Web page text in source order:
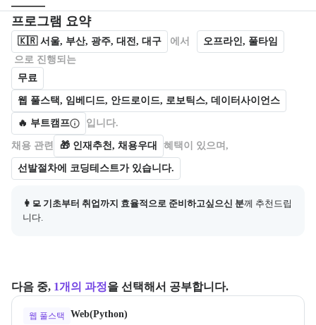
모집개요
프로그램 요약
캠프를 운영하거나 참여하는 회사 정보를 카드 형태로 제공한다.
🇰🇷 서울, 부산, 광주, 대전, 대구 에서
오프라인, 풀타임
으로 진행되는
무료
웹 풀스택, 임베디드, 안드로이드, 로보틱스, 데이터사이언스
🔥 부트캠프 입니다.
채용 관련 🎁 인재추천, 채용우대 혜택이 있으며,
선발절차에 코딩테스트가 있습니다.
👩‍💻 기초부터 취업까지 효율적으로 준비하고싶으신 분께 추천드립
니다.
다음 중, 1개의 과정을 선택해서 공부합니다.
웹 풀스택
Web(Python)